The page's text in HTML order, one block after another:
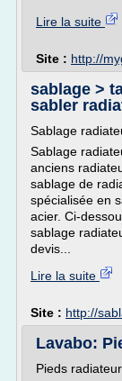
Lire la suite
Site : http://
sablage >
sabler
Sablage
Sablage
anciens
sablage de
spécialisée en
acier. Ci-
sablage
devis...
Lire la suite
Site : http://
Lavabo:
Pieds